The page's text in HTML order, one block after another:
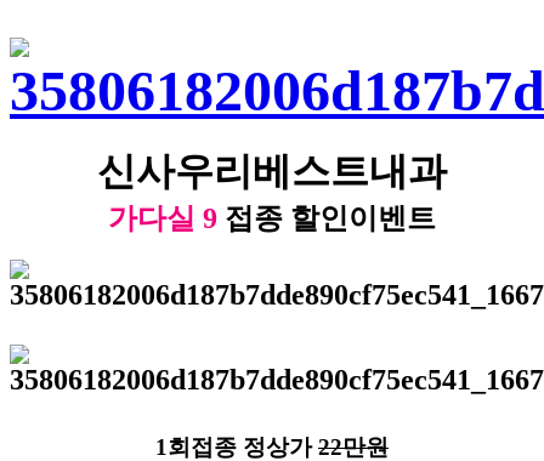
신사우리베스트내과
가다실 9 접종 할인이벤트
1회접종 정상가22만원